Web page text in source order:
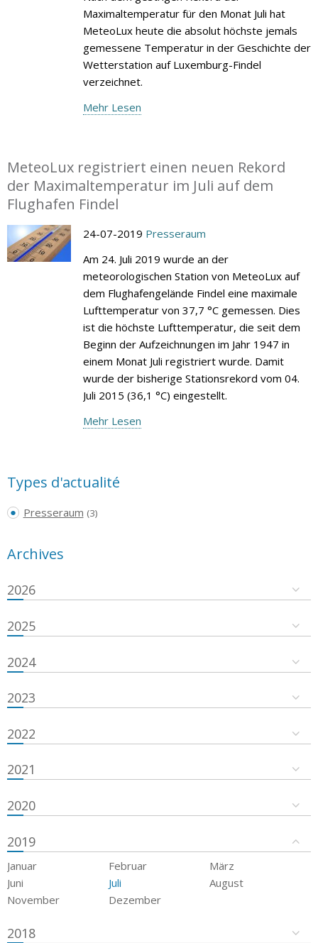
Maximaltemperatur für den Monat Juli hat
MeteoLux heute die absolut höchste jemals
gemessene Temperatur in der Geschichte der
Wetterstation auf Luxemburg-Findel
verzeichnet.
Mehr Lesen
MeteoLux registriert einen neuen Rekord
der Maximaltemperatur im Juli auf dem
Flughafen Findel
24-07-2019 Presseraum
Am 24. Juli 2019 wurde an der
meteorologischen Station von MeteoLux auf
dem Flughafengelände Findel eine maximale
Lufttemperatur von 37,7 °C gemessen. Dies
ist die höchste Lufttemperatur, die seit dem
Beginn der Aufzeichnungen im Jahr 1947 in
einem Monat Juli registriert wurde. Damit
wurde der bisherige Stationsrekord vom 04.
Juli 2015 (36,1 °C) eingestellt.
Mehr Lesen
Types d'actualité
Presseraum (3)
Archives
2026
2025
2024
2023
2022
2021
2020
2019
Januar Februar
März
Juni
Juli
August
November
Dezember
2018